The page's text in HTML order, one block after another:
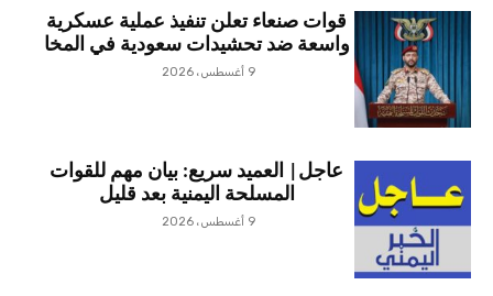
قوات صنعاء تعلن تنفيذ عملية عسكرية
واسعة ضد تحشيدات سعودية في المخا
9 أغسطس، 2026
عاجل| العميد سريع: بيان مهم للقوات
المسلحة اليمنية بعد قليل
9 أغسطس، 2026